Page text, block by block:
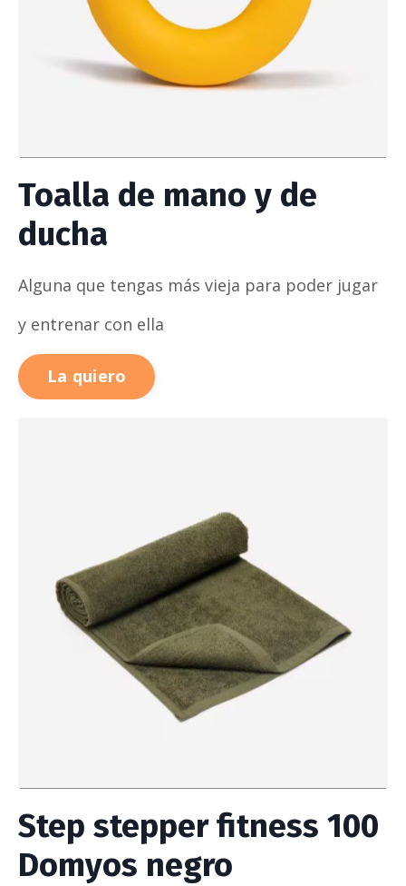
Toalla de mano y de
ducha
Alguna que tengas más vieja para poder jugar
y entrenar con ella
La quiero
Step stepper fitness 100
Domyos negro